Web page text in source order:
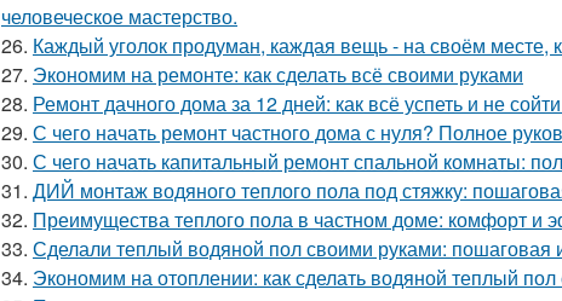
человеческое мастерство.
26. Каждый уголок продуман, каждая вещь - на своём месте,
27. Экономим на ремонте: как сделать всё своими руками
28. Ремонт дачного дома за 12 дней: как всё успеть и не
29. С чего начать ремонт частного дома с нуля? Полное
30. С чего начать капитальный ремонт спальной комнаты:
31. ДИЙ монтаж водяного теплого пола под стяжку:
32. Преимущества теплого пола в частном доме: комфорт и
33. Сделали теплый водяной пол своими руками: пошаговая
34. Экономим на отоплении: как сделать водяной теплый